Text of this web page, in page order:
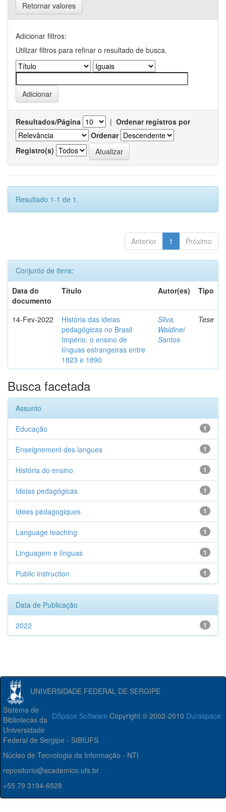
Retornar valores
Adicionar filtros:
Utilizar filtros para refinar o resultado de busca.
Resultados/Página | Ordenar registros por
Ordenar
Registro(s)
Resultado 1-1 de 1.
Anterior 1 Próximo
Conjunto de itens:
Data do
documento
Título Autor(es) Tipo
14-Fev-2022
História das ideias
pedagógicas no Brasil
Império: o ensino de
línguas estrangeiras entre
1823 e 1890
Silva,
Waldinei
Santos
Tese
Busca facetada
Assunto
1
Educação
1
Enseignement des langues
1
História do ensino
1
Ideias pedagógicas
1
Idées pédagogiques
1
Language teaching
1
Linguagem e línguas
1
Public instruction
Data de Publicação
1
2022
UNIVERSIDADE FEDERAL DE SERGIPE
DSpace Software Copyright © 2002-2010 Duraspace
Sistema de
Bibliotecas da
Universidade
Federal de Sergipe - SIBIUFS
Núcleo de Tecnologia da Informação - NTI
repositorio@academico.ufs.br
+55 79 3194-6528